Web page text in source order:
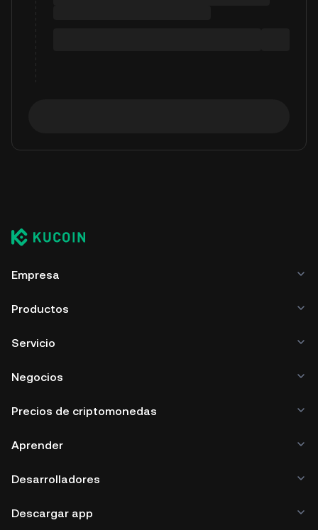
Empresa
Productos
Servicio
Negocios
Precios de criptomonedas
Aprender
Desarrolladores
Descargar app